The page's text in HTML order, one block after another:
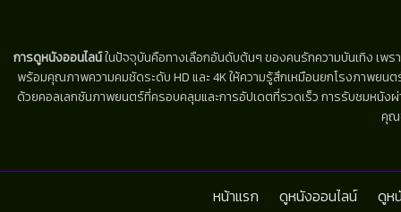
การดูหนังออนไลน์ในปัจจุบันคือทางเลือกอันดับต้นๆ ของคนรักความบันเทิง เพร
พร้อมคุณภาพความคมชัดระดับ HD และ 4K ให้ความรู้สึกเหมือนยกโรงภาพยน
ด้วยคอลเลกชันภาพยนตร์ที่ครอบคลุมและการอัปเดตที่รวดเร็ว การรับชมหนัง
คุณ
หน้าแรก ดูหนังออนไลน์ ดูห